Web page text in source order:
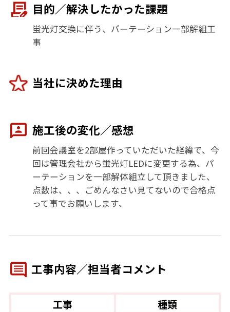
目的／解決したかった課題
蛍光灯交換に伴う、パーテーション一部解組工
事
当社に決めた理由
施工後の変化／感想
前回会議室を2部屋作っていただいた経緯で、今
回は管理会社から蛍光灯LEDに変更する為、パ
ーテーションを一部解体組立して頂きました、
点数は、、、ごめんなさい見てないので合格点
って事でお願いします、
工事内容／担当者コメント
工事
種類